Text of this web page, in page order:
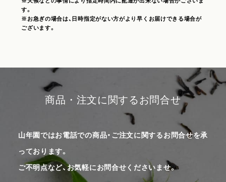
す。
※お急ぎの場合は、日時指定がない方がより早くお届けできる場合が
ございます。
商品・注文に関するお問合せ
山年園ではお電話での商品・ご注文に関するお問合せを承
っております。
ご不明点など、お気軽にお問合せくださいませ。